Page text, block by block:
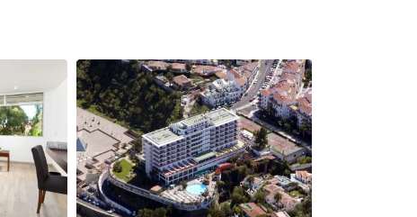
Bulgārija
Burgasa